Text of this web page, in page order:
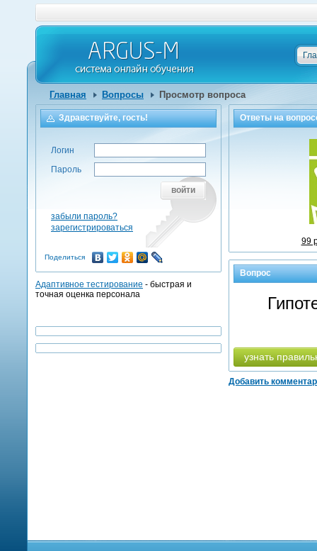
Главная Вопросы Просмотр вопроса
Ответы на
99
Вопрос
узнать
Добавить
Здравствуйте, гость!
Логин
Пароль
войти
забыли пароль?
зарегистрироваться
Поделиться
Адаптивное тестирование - быстрая и
точная оценка персонала